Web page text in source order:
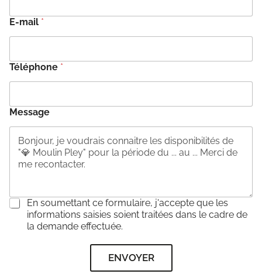
E-mail *
Téléphone *
Message
C
En soumettant ce formulaire, j'accepte que les
informations saisies soient traitées dans le cadre de
la demande effectuée.
ENVOYER